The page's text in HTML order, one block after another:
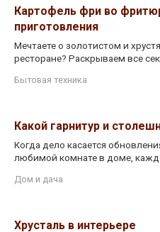
Картофель фри во
приготовления
Мечтаете о золотистом и
ресторане? Раскрываем все
Бытовая техника
Какой гарнитур и
Когда дело касается
любимой комнате в доме,
Дом и дача
Хрусталь в интерьере